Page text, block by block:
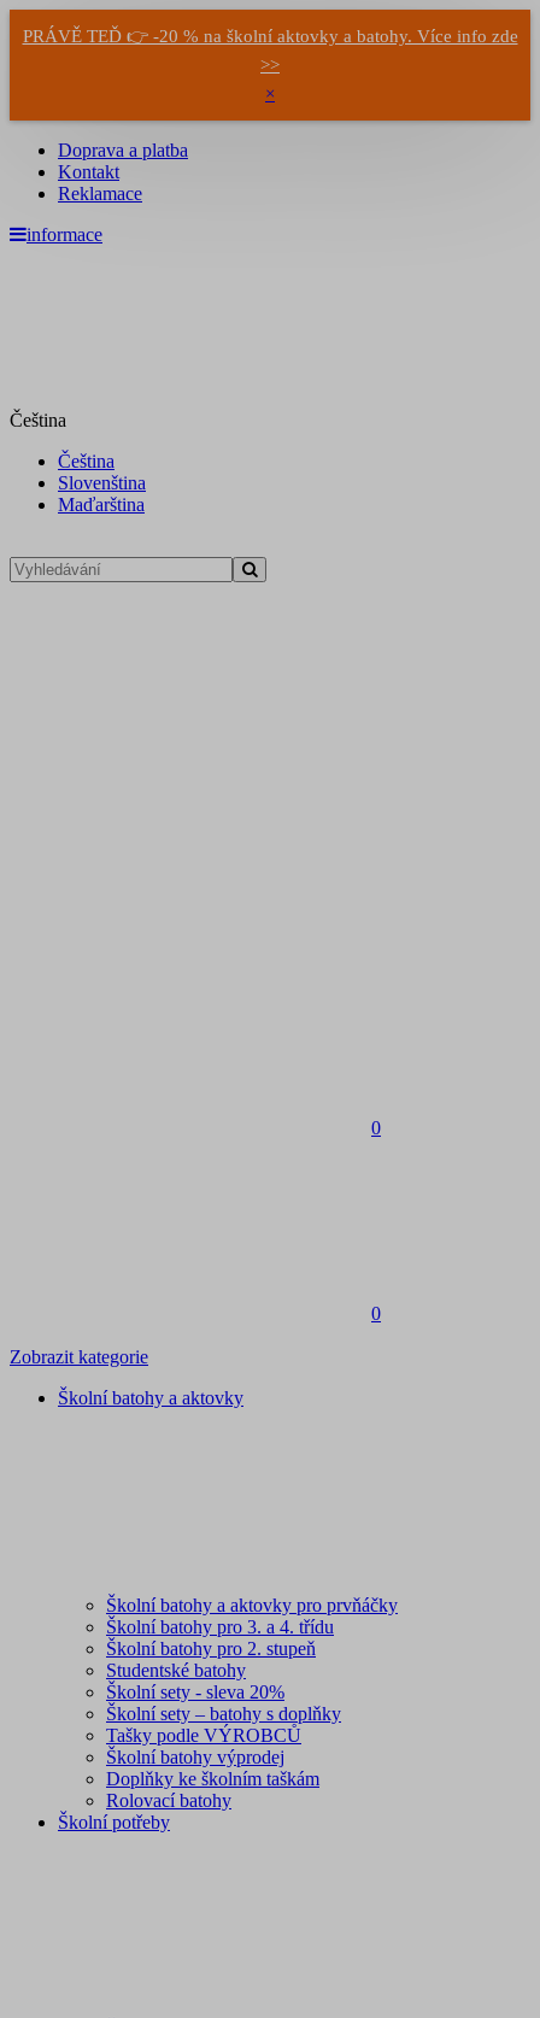
PRÁVĚ TEĎ 👉 -20 % na školní aktovky a batohy. Více info zde
>>
×
Doprava a platba
Kontakt
Reklamace
informace
Čeština
Čeština
Slovenština
Maďarština
0
0
Zobrazit kategorie
Školní batohy a aktovky
Školní batohy a aktovky pro prvňáčky
Školní batohy pro 3. a 4. třídu
Školní batohy pro 2. stupeň
Studentské batohy
Školní sety - sleva 20%
Školní sety – batohy s doplňky
Tašky podle VÝROBCŮ
Školní batohy výprodej
Doplňky ke školním taškám
Rolovací batohy
Školní potřeby